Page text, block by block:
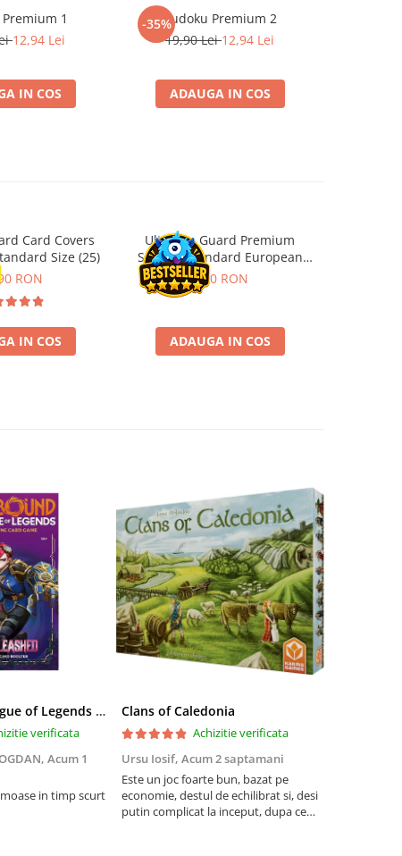
1
12,94 Lei
IN COS
-35%Sudoku Premium 2
19,90 Lei12,94 Lei
ADAUGA IN COS
Card Covers
Size (25)
RON
IN COS
Ultimate Guard Premium
Sleeves Standard European
Board Game Size (50)
9,90 RON
ADAUGA IN COS
Riftbound League of Legends TCG Unleashed Booster Pack 14 Carti
verificata
Acum 1
in timp scurt
Clans of Caledonia
Achizitie verificata
Ursu Iosif, Acum 2 saptamani
Este un joc foarte bun, bazat pe
economie, destul de echilibrat si, desi
putin complicat la inceput, dupa ce